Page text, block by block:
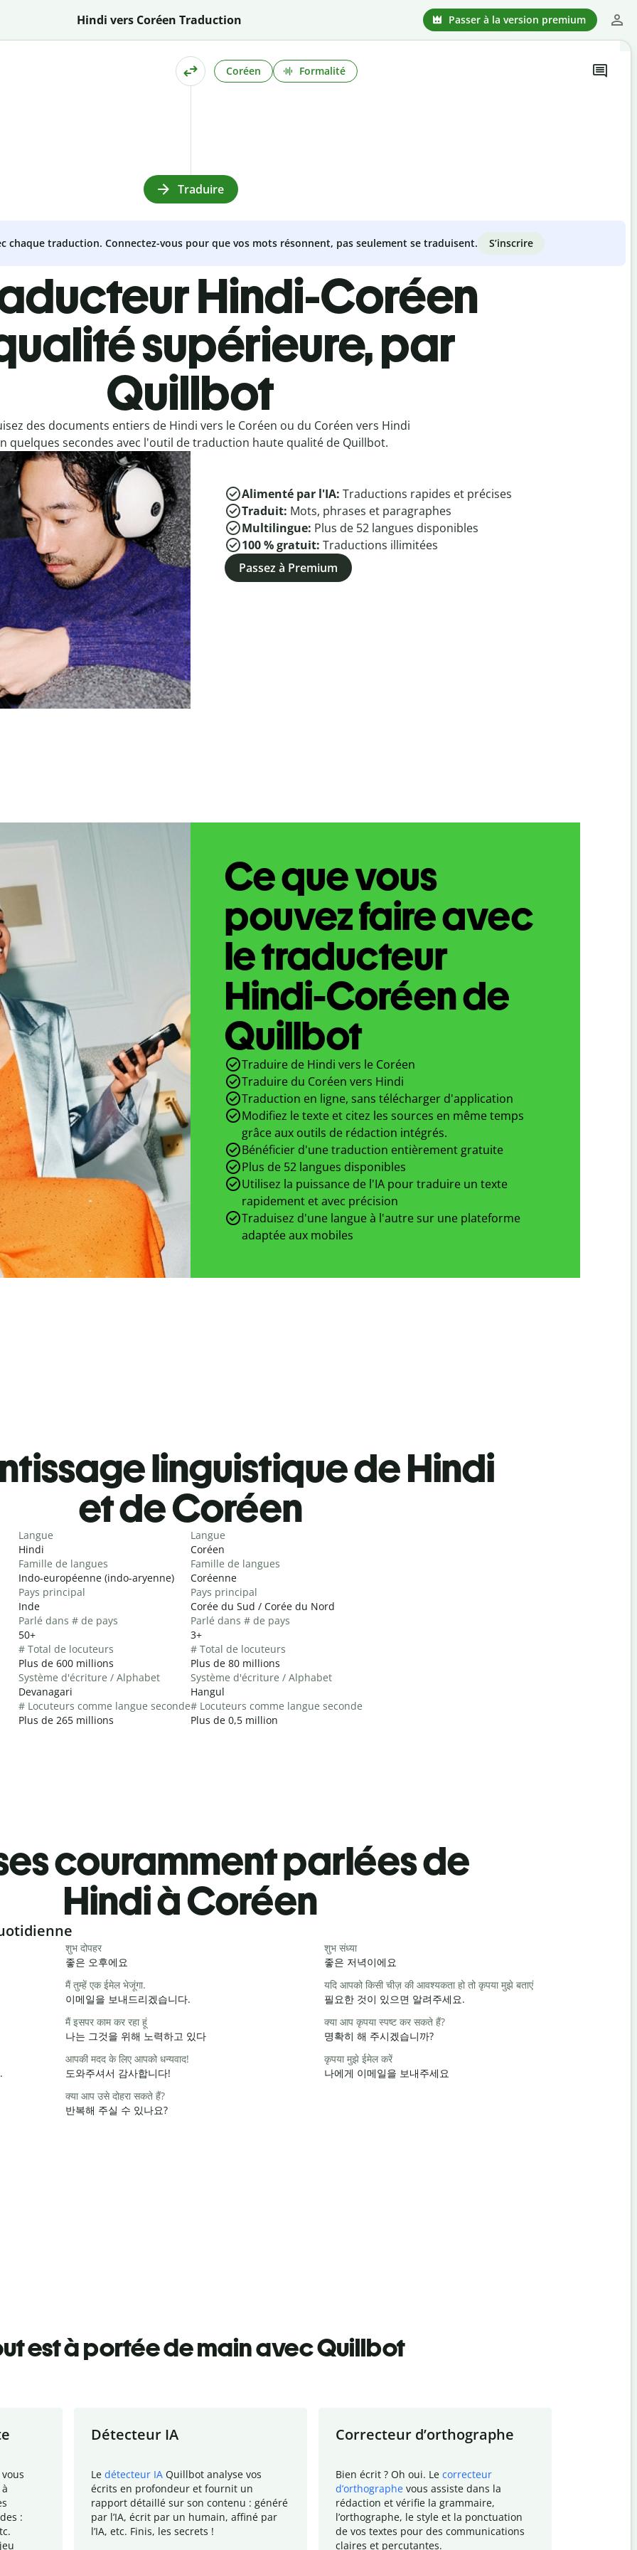
Hindi vers Coréen Traduction Passer à la version premium
Coréen Formalité
Traduire
chaque traduction. Connectez-vous pour que vos mots résonnent, pas seulement se traduisent. S’inscrire
Hindi-Coréen
supérieure, par
Quillbot
des documents entiers de Hindi vers le Coréen ou du Coréen vers Hindi
quelques secondes avec l'outil de traduction haute qualité de Quillbot.
Alimenté par l'IA: Traductions rapides et précises
Traduit: Mots, phrases et paragraphes
Multilingue: Plus de 52 langues disponibles
100 % gratuit: Traductions illimitées
Passez à Premium
Ce que vous
pouvez faire avec
le traducteur
Hindi-Coréen de
Quillbot
Traduire de Hindi vers le Coréen
Traduire du Coréen vers Hindi
Traduction en ligne, sans télécharger d'application
Modifiez le texte et citez les sources en même temps
grâce aux outils de rédaction intégrés.
Bénéficier d'une traduction entièrement gratuite
Plus de 52 langues disponibles
Utilisez la puissance de l'IA pour traduire un texte
rapidement et avec précision
Traduisez d'une langue à l'autre sur une plateforme
adaptée aux mobiles
linguistique de Hindi
et de Coréen
Langue
Hindi
Famille de langues
Indo-européenne (indo-aryenne)
Pays principal
Inde
Parlé dans # de pays
50+
# Total de locuteurs
Plus de 600 millions
Système d'écriture / Alphabet
Devanagari
# Locuteurs comme langue seconde
Plus de 265 millions
Langue
Coréen
Famille de langues
Coréenne
Pays principal
Corée du Sud / Corée du Nord
Parlé dans # de pays
3+
# Total de locuteurs
Plus de 80 millions
Système d'écriture / Alphabet
Hangul
# Locuteurs comme langue seconde
Plus de 0,5 million
couramment parlées de
Hindi à Coréen
शुभ दोपहर
좋은 오후에요
शुभ संध्या
좋은 저녁이에요
मैं तुम्हें एक ईमेल भेजूंगा.
이메일을 보내드리겠습니다.
यदि आपको किसी चीज़ की आवश्यकता हो तो कृपया मुझे बताएं
필요한 것이 있으면 알려주세요.
मैं इसपर काम कर रहा हूं
나는 그것을 위해 노력하고 있다
क्या आप कृपया स्पष्ट कर सकते हैं?
명확히 해 주시겠습니까?
आपकी मदद के लिए आपको धन्यवाद!
도와주셔서 감사합니다!
कृपया मुझे ईमेल करें
나에게 이메일을 보내주세요
क्या आप उसे दोहरा सकते हैं?
반복해 주실 수 있나요?
est à portée de main avec Quillbot
:
Détecteur IA
Le détecteur IA Quillbot analyse vos
écrits en profondeur et fournit un
rapport détaillé sur son contenu : généré
par l’IA, écrit par un humain, affiné par
l’IA, etc. Finis, les secrets !
Correcteur d’orthographe
Bien écrit ? Oh oui. Le correcteur
d’orthographe vous assiste dans la
rédaction et vérifie la grammaire,
l’orthographe, le style et la ponctuation
de vos textes pour des communications
claires et percutantes.